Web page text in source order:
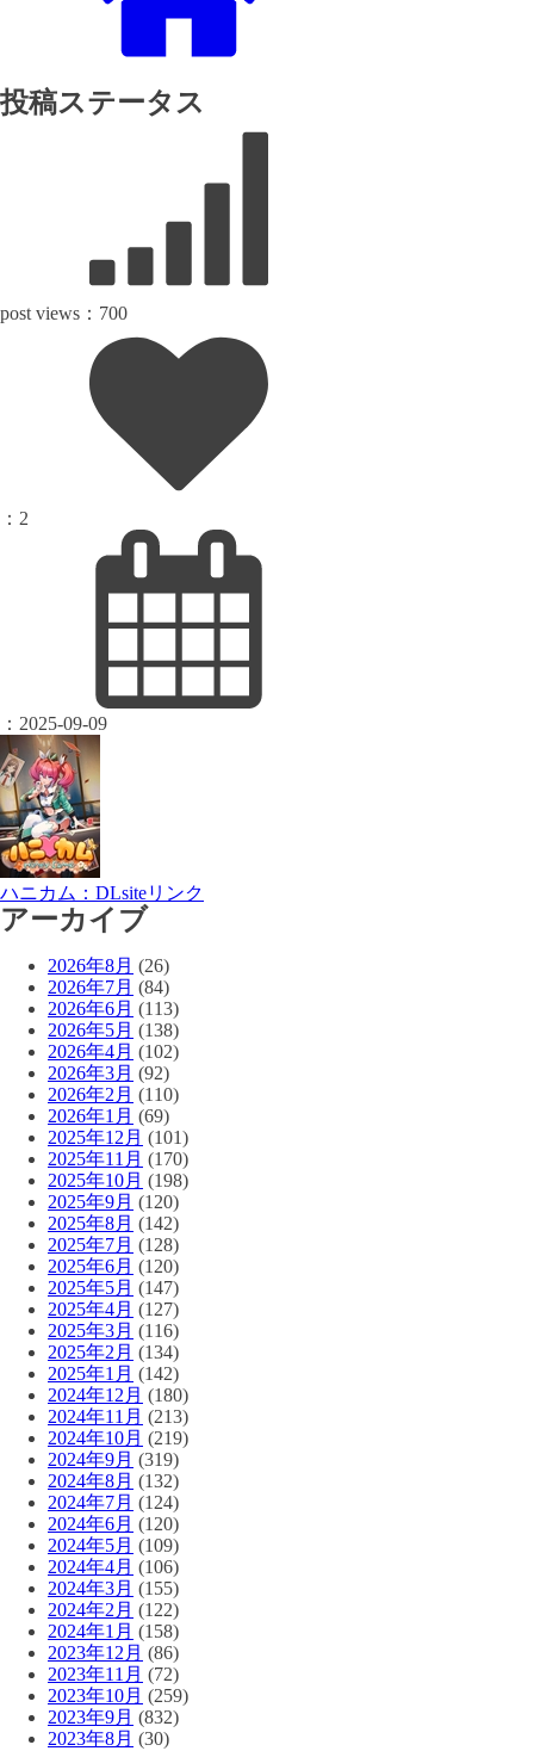
投稿ステータス
post views： 700
： 2
： 2025-09-09
ハニカム：DLsiteリンク
アーカイブ
2026年8月 (26)
2026年7月 (84)
2026年6月 (113)
2026年5月 (138)
2026年4月 (102)
2026年3月 (92)
2026年2月 (110)
2026年1月 (69)
2025年12月 (101)
2025年11月 (170)
2025年10月 (198)
2025年9月 (120)
2025年8月 (142)
2025年7月 (128)
2025年6月 (120)
2025年5月 (147)
2025年4月 (127)
2025年3月 (116)
2025年2月 (134)
2025年1月 (142)
2024年12月 (180)
2024年11月 (213)
2024年10月 (219)
2024年9月 (319)
2024年8月 (132)
2024年7月 (124)
2024年6月 (120)
2024年5月 (109)
2024年4月 (106)
2024年3月 (155)
2024年2月 (122)
2024年1月 (158)
2023年12月 (86)
2023年11月 (72)
2023年10月 (259)
2023年9月 (832)
2023年8月 (30)